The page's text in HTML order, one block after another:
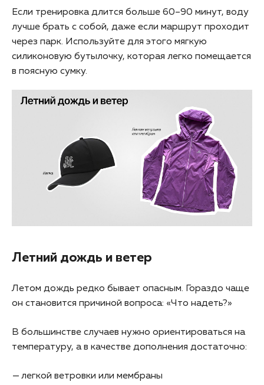
Если тренировка длится больше 60–90 минут, воду
лучше брать с собой, даже если маршрут проходит
через парк. Используйте для этого мягкую
силиконовую бутылочку, которая легко помещается
в поясную сумку.
Летний дождь и ветер
Летом дождь редко бывает опасным. Гораздо чаще
он становится причиной вопроса: «Что надеть?»
В большинстве случаев нужно ориентироваться на
температуру, а в качестве дополнения достаточно:
легкой ветровки или мембраны